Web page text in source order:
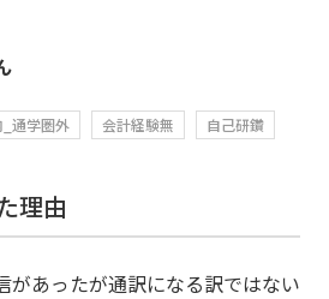
_通学圏外 会計経験無 自己研鑽
理由
があったが通訳になる訳ではない